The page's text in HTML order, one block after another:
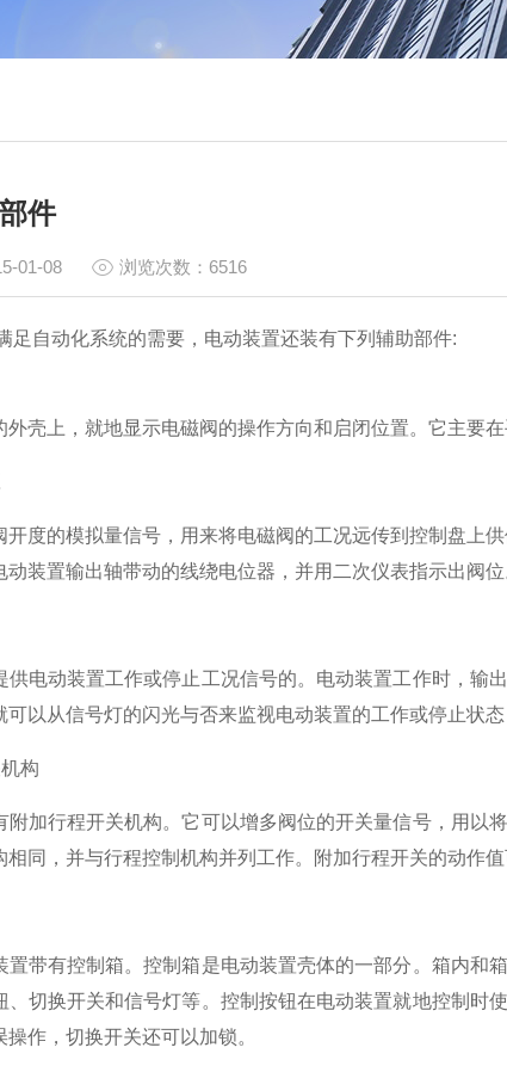
件
01-08 浏览次数：6516
足自动化系统的需要，电动装置还装有下列辅助部件:
外壳上，就地显示电磁阀的操作方向和启闭位置。它主要
开度的模拟量信号，用来将电磁阀的工况远传到控制盘上
动装置输出轴带动的线绕电位器，并用二次仪表指示出阀
供电动装置工作或停止工况信号的。电动装置工作时，输
可以从信号灯的闪光与否来监视电动装置的工作或停止状
构
附加行程开关机构。它可以增多阀位的开关量信号，用以
相同，并与行程控制机构并列工作。附加行程开关的动作
置带有控制箱。控制箱是电动装置壳体的一部分。箱内和
、切换开关和信号灯等。控制按钮在电动装置就地控制时
作，切换开关还可以加锁。